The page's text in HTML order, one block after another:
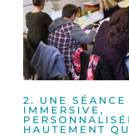
2. UNE SÉANCE
IMMERSIVE,
HAUTEMENT